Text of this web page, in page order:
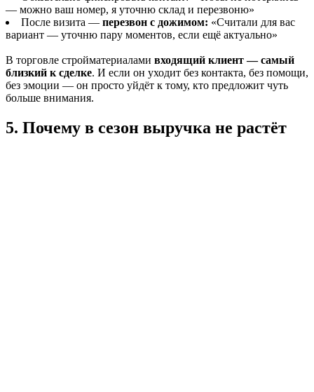
— можно ваш номер, я уточню склад и перезвоню»
После визита — перезвон с дожимом: «Считали для вас
вариант — уточню пару моментов, если ещё актуально»
В торговле стройматериалами входящий клиент — самый
близкий к сделке. И если он уходит без контакта, без помощи,
без эмоции — он просто уйдёт к тому, кто предложит чуть
больше внимания.
5. Почему в сезон выручка не растёт